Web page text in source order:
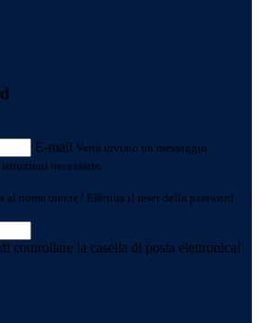
E-mail Verrà inviato un messaggio
necessarie.
al nome utente? Effettua il reset della password
controllare la casella di posta elettronica!